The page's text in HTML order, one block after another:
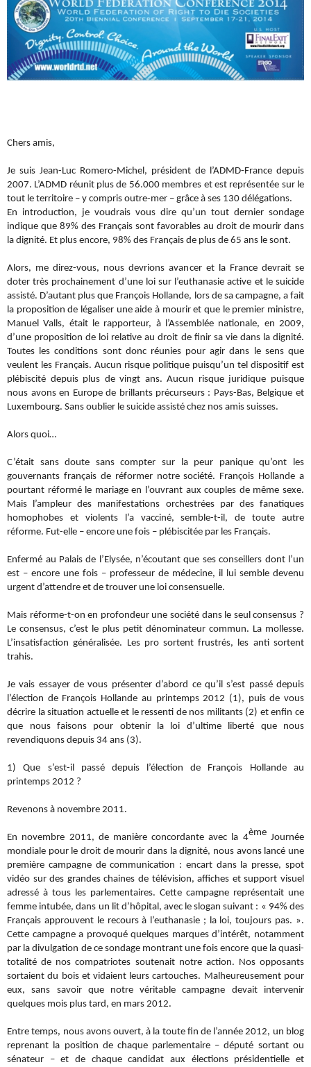
Chers amis,
Je suis Jean-Luc Romero-Michel, président de l’ADMD-France depuis
2007. L’ADMD réunit plus de 56.000 membres et est représentée sur le
tout le territoire – y compris outre-mer – grâce à ses 130 délégations.
En introduction, je voudrais vous dire qu’un tout dernier sondage
indique que 89% des Français sont favorables au droit de mourir dans
la dignité. Et plus encore, 98% des Français de plus de 65 ans le sont.
Alors, me direz-vous, nous devrions avancer et la France devrait se
doter très prochainement d’une loi sur l’euthanasie active et le suicide
assisté. D’autant plus que François Hollande, lors de sa campagne, a fait
la proposition de légaliser une aide à mourir et que le premier ministre,
Manuel Valls, était le rapporteur, à l’Assemblée nationale, en 2009,
d’une proposition de loi relative au droit de finir sa vie dans la dignité.
Toutes les conditions sont donc réunies pour agir dans le sens que
veulent les Français. Aucun risque politique puisqu’un tel dispositif est
plébiscité depuis plus de vingt ans. Aucun risque juridique puisque
nous avons en Europe de brillants précurseurs : Pays-Bas, Belgique et
Luxembourg. Sans oublier le suicide assisté chez nos amis suisses.
Alors quoi…
C’était sans doute sans compter sur la peur panique qu’ont les
gouvernants français de réformer notre société. François Hollande a
pourtant réformé le mariage en l’ouvrant aux couples de même sexe.
Mais l’ampleur des manifestations orchestrées par des fanatiques
homophobes et violents l’a vacciné, semble-t-il, de toute autre
réforme. Fut-elle – encore une fois – plébiscitée par les Français.
Enfermé au Palais de l’Elysée, n’écoutant que ses conseillers dont l’un
est – encore une fois – professeur de médecine, il lui semble devenu
urgent d’attendre et de trouver une loi consensuelle.
Mais réforme-t-on en profondeur une société dans le seul consensus ?
Le consensus, c’est le plus petit dénominateur commun. La mollesse.
L’insatisfaction généralisée. Les pro sortent frustrés, les anti sortent
trahis.
Je vais essayer de vous présenter d’abord ce qu’il s’est passé depuis
l’élection de François Hollande au printemps 2012 (1), puis de vous
décrire la situation actuelle et le ressenti de nos militants (2) et enfin ce
que nous faisons pour obtenir la loi d’ultime liberté que nous
revendiquons depuis 34 ans (3).
1) Que s’est-il passé depuis l’élection de François Hollande au
printemps 2012 ?
Revenons à novembre 2011.
En novembre 2011, de manière concordante avec la 4èmeJournée
mondiale pour le droit de mourir dans la dignité, nous avons lancé une
première campagne de communication : encart dans la presse, spot
vidéo sur des grandes chaines de télévision, affiches et support visuel
adressé à tous les parlementaires. Cette campagne représentait une
femme intubée, dans un lit d’hôpital, avec le slogan suivant : « 94% des
Français approuvent le recours à l’euthanasie ; la loi, toujours pas. ».
Cette campagne a provoqué quelques marques d’intérêt, notamment
par la divulgation de ce sondage montrant une fois encore que la quasi-
totalité de nos compatriotes soutenait notre action. Nos opposants
sortaient du bois et vidaient leurs cartouches. Malheureusement pour
eux, sans savoir que notre véritable campagne devait intervenir
quelques mois plus tard, en mars 2012.
Entre temps, nous avons ouvert, à la toute fin de l’année 2012, un blog
reprenant la position de chaque parlementaire – député sortant ou
sénateur – et de chaque candidat aux élections présidentielle et